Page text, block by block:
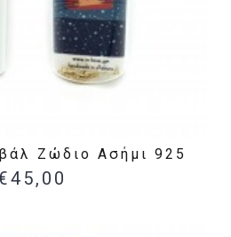
Ζώδιο Ασήμι 925